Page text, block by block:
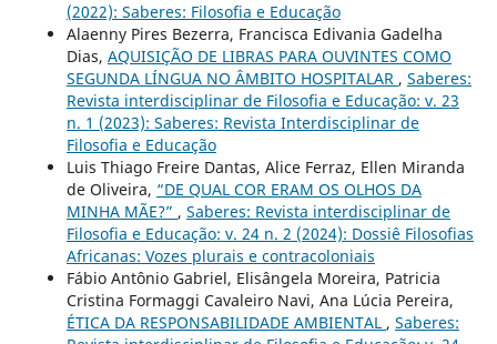
(2022): Saberes: Filosofia e Educação
Alaenny Pires Bezerra, Francisca Edivania Gadelha
Dias, AQUISIÇÃO DE LIBRAS PARA OUVINTES COMO
SEGUNDA LÍNGUA NO ÂMBITO HOSPITALAR , Saberes:
Revista interdisciplinar de Filosofia e Educação: v. 23
n. 1 (2023): Saberes: Revista Interdisciplinar de
Filosofia e Educação
Luis Thiago Freire Dantas, Alice Ferraz, Ellen Miranda
de Oliveira, “DE QUAL COR ERAM OS OLHOS DA
MINHA MÃE?” , Saberes: Revista interdisciplinar de
Filosofia e Educação: v. 24 n. 2 (2024): Dossiê Filosofias
Africanas: Vozes plurais e contracoloniais
Fábio Antônio Gabriel, Elisângela Moreira, Patricia
Cristina Formaggi Cavaleiro Navi, Ana Lúcia Pereira,
ÉTICA DA RESPONSABILIDADE AMBIENTAL , Saberes: